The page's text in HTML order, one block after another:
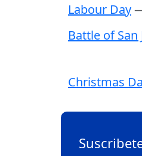
Labour Day
Battle of San
Christmas